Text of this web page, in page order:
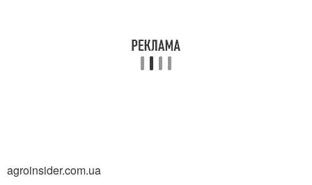
agroinsider.com.ua